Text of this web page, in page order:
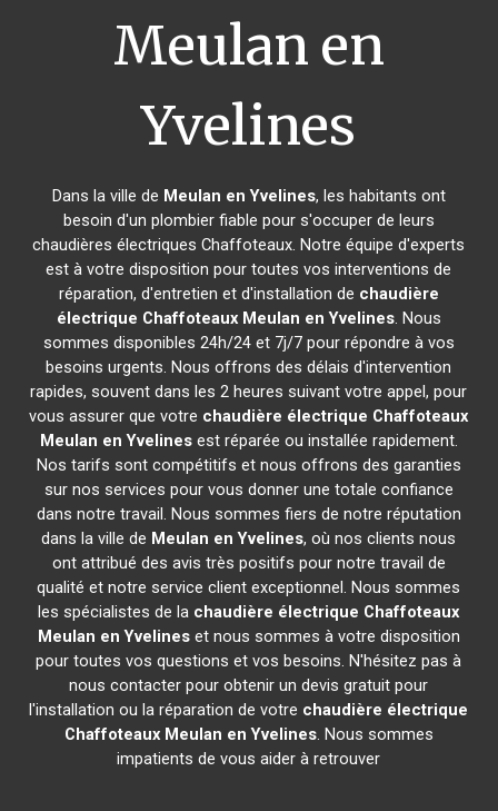
Meulan en
Yvelines
Dans la ville de Meulan en Yvelines, les habitants ont
besoin d'un plombier fiable pour s'occuper de leurs
chaudières électriques Chaffoteaux. Notre équipe d'experts
est à votre disposition pour toutes vos interventions de
réparation, d'entretien et d'installation de chaudière
électrique Chaffoteaux Meulan en Yvelines. Nous
sommes disponibles 24h/24 et 7j/7 pour répondre à vos
besoins urgents. Nous offrons des délais d'intervention
rapides, souvent dans les 2 heures suivant votre appel, pour
vous assurer que votre chaudière électrique Chaffoteaux
Meulan en Yvelinesest réparée ou installée rapidement.
Nos tarifs sont compétitifs et nous offrons des garanties
sur nos services pour vous donner une totale confiance
dans notre travail. Nous sommes fiers de notre réputation
dans la ville de Meulan en Yvelines, où nos clients nous
ont attribué des avis très positifs pour notre travail de
qualité et notre service client exceptionnel. Nous sommes
les spécialistes de la chaudière électrique Chaffoteaux
Meulan en Yvelineset nous sommes à votre disposition
pour toutes vos questions et vos besoins. N'hésitez pas à
nous contacter pour obtenir un devis gratuit pour
l'installation ou la réparation de votre chaudière électrique
Chaffoteaux Meulan en Yvelines. Nous sommes
impatients de vous aider à retrouver